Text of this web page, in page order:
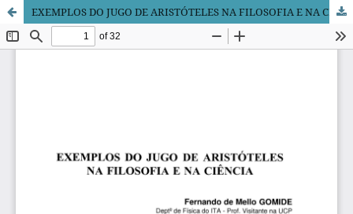
EXEMPLOS DO JUGO DE ARISTÓTELES NA FILOSOFIA E NA CIÊNCIA